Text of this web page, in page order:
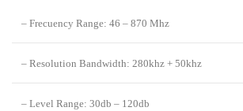
– Frecuency Range: 46 – 870 Mhz
– Resolution Bandwidth: 280khz + 50khz
– Level Range: 30db – 120db